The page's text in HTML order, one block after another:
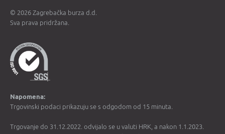
© 2026 Zagrebačka burza d.d.
Sva prava pridržana.
Napomena:
Trgovinski podaci prikazuju se s odgodom od 15 minuta.
Trgovanje do 31.12.2022. odvijalo se u valuti HRK, a nakon 1.1.2023.